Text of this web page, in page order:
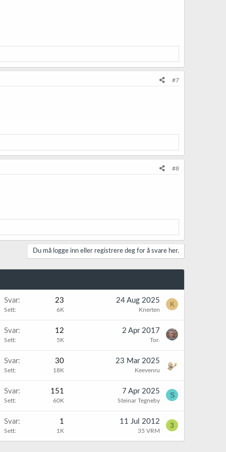
#7
#8
Du må logge inn eller registrere deg for å svare her.
Svar 23
Sett 6K
24 Aug 2025
Knerten
K
Svar 12
Sett 5K
2 Apr 2017
Tor.
Svar 30
Sett 18K
23 Mar 2025
Keevenru
Svar 151
Sett 60K
7 Apr 2025
Steinar Tegneby
S
Svar 1
Sett 1K
11 Jul 2012
35 VRM
3